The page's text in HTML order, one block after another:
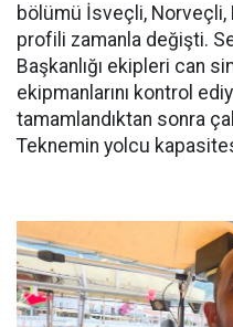
bölümü İsveçli, Norveçli,
profili zamanla değişti.
Başkanlığı ekipleri can
ekipmanlarını kontrol
tamamlandıktan sonra
Teknemin yolcu